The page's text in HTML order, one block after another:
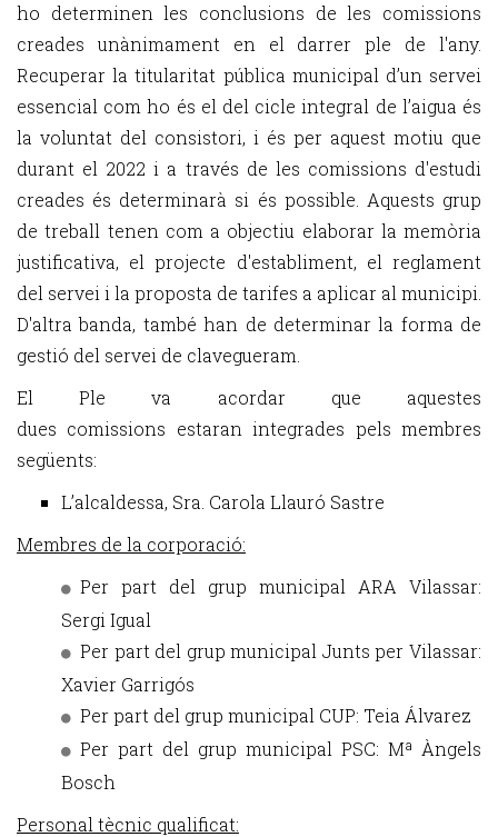
ho determinen les conclusions de les comissions
creades unànimament en el darrer ple de l'any.
Recuperar la titularitat pública municipal d’un servei
essencial com ho és el del cicle integral de l’aigua és
la voluntat del consistori, i és per aquest motiu que
durant el 2022 i a través de les comissions d'estudi
creades és determinarà si és possible. Aquests grup
de treball tenen com a objectiu elaborar la memòria
justificativa, el projecte d'establiment, el reglament
del servei i la proposta de tarifes a aplicar al municipi.
D'altra banda, també han de determinar la forma de
gestió del servei de clavegueram.
El Ple va acordar que aquestes
dues comissions estaran integrades pels membres
següents:
L’alcaldessa, Sra. Carola Llauró Sastre
Membres de la corporació:
Per part del grup municipal ARA Vilassar:
Sergi Igual
Per part del grup municipal Junts per Vilassar:
Xavier Garrigós
Per part del grup municipal CUP: Teia Álvarez
Per part del grup municipal PSC: Mª Àngels
Bosch
Personal tècnic qualificat: